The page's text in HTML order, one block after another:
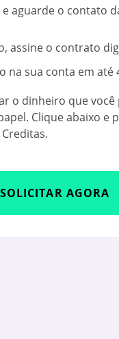
aguarde o contato
assine o contrato
na sua conta em até
o dinheiro que
Clique abaixo e
SOLICITAR AGORA